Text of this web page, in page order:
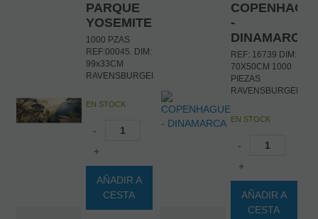
PARQUE
YOSEMITE
1000 PZAS
REF:00045. DIM:
99x33CM
RAVENSBURGER
EN STOCK
-
+
AÑADIR A
CESTA
-
DINAMARCA
REF: 16739 DIM:
70X50CM 1000
PIEZAS
RAVENSBURGER
EN STOCK
-
+
AÑADIR A
CESTA